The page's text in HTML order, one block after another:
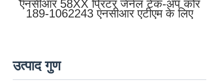
एनसीआर 58XX प्रिंटर जर्नल टेक-अप कोर
189-1062243 एनसीआर एटीएम के लिए
उत्पाद गुण